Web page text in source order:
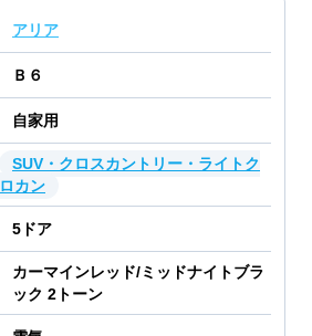
アリア
Ｂ６
自家用
SUV・クロスカントリー・ライトク
ロカン
5 ドア
カーマインレッド/ミッドナイトブラ
ック 2トーン